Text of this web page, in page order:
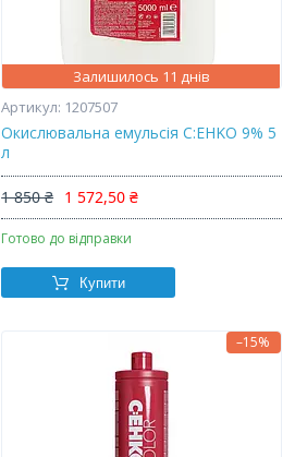
Залишилось 11 днів
1207507
Окислювальна емульсія C:EHKO 9% 5
л
1 850 ₴ 1 572,50 ₴
Готово до відправки
Купити
–15%